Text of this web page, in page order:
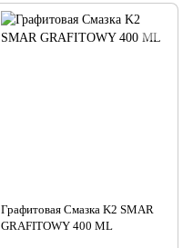
Графитовая Смазка K2 SMAR
GRAFITOWY 400 ML